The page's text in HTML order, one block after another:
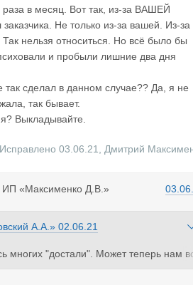
в месяц. Вот так, из-за ВАШЕЙ
Не только из-за вашей. Из-за
нельзя относиться. Но всё было бы
и пробыли лишние два дня
так сделал в данном случае?? Да, я не
так бывает.
Выкладывайте.
Исправлено 03.06.21 Дмитрий
ИП «Максименко Д.В.»
А.А.» 02.06.21
многих "достали". Может теперь нам